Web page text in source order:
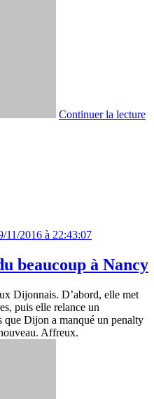
Continuer la lecture
11/2016 à 22:43:07
beaucoup à Nancy
Dijonnais. D’abord, elle met
puis elle relance un
que Dijon a manqué un penalty
Affreux.